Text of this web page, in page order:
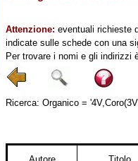
Attenzione: eventuali richieste
indicate sulle schede con una
Per trovare i nomi e gli indirizzi
Ricerca: Organico =